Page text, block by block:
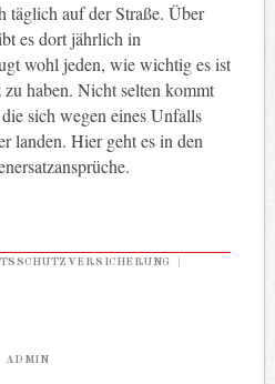
täglich auf der Straße. Über
es dort jährlich in
wohl jeden, wie wichtig es ist
haben. Nicht selten kommt
sich wegen eines Unfalls
landen. Hier geht es in den
ADMIN